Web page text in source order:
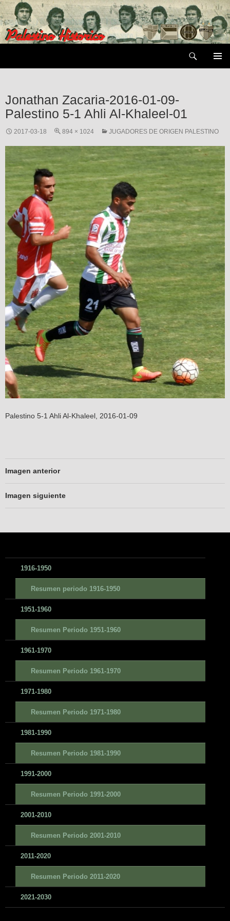
Saltar
al
contenido
Jonathan Zacaria-2016-01-09-
Palestino 5-1 Ahli Al-Khaleel-01
2017-03-18 894 × 1024 JUGADORES DE ORIGEN PALESTINO
Palestino 5-1 Ahli Al-Khaleel, 2016-01-09
Imagen anterior
Imagen siguiente
1916-1950
Resumen periodo 1916-1950
1951-1960
Resumen Periodo 1951-1960
1961-1970
Resumen Periodo 1961-1970
1971-1980
Resumen Periodo 1971-1980
1981-1990
Resumen Periodo 1981-1990
1991-2000
Resumen Periodo 1991-2000
2001-2010
Resumen Periodo 2001-2010
2011-2020
Resumen Periodo 2011-2020
2021-2030